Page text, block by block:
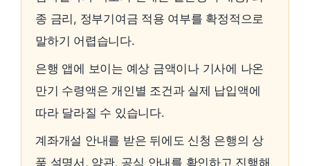
종 금리, 정부기여금 적용 여부를 확정적으로
말하기 어렵습니다.
은행 앱에 보이는 예상 금액이나 기사에 나온
만기 수령액은 개인별 조건과 실제 납입액에
따라 달라질 수 있습니다.
계좌개설 안내를 받은 뒤에도 신청 은행의 상
품 설명서, 약관, 공식 안내를 확인하고 진행해